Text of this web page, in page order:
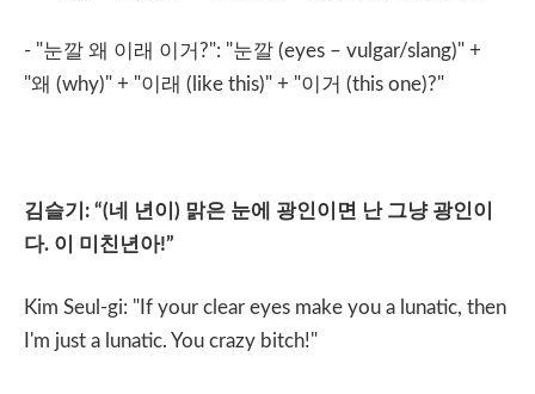
- "눈깔 왜 이래 이거 ?": "눈깔 (eyes – vulgar/slang)" +
"왜 (why)" + "이래 (like this)" + "이거 (this one)?"
김슬기 : “(네 년이 ) 맑은 눈에 광인이면 난 그냥 광인이
다. 이 미친년아!”
Kim Seul-gi: "If your clear eyes make you a lunatic, then
I'm just a lunatic. You crazy bitch!"